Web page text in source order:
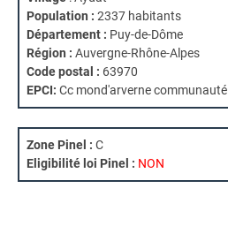
Population : 2337 habitants
Département : Puy-de-Dôme
Région : Auvergne-Rhône-Alpes
Code postal : 63970
EPCI: Cc mond'arverne communauté
Zone Pinel : C
Eligibilité loi Pinel : NON